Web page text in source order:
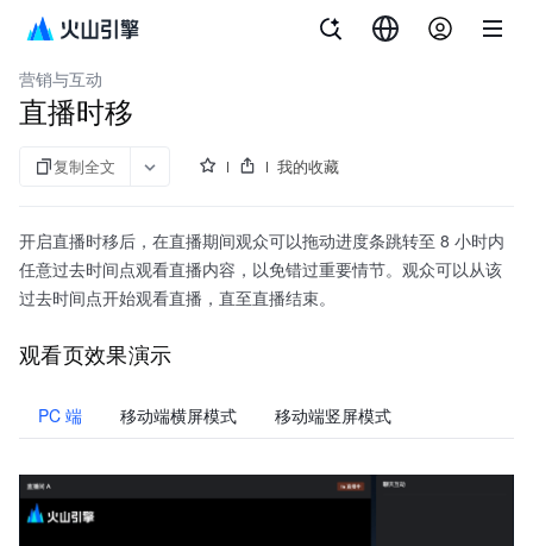
企业直播
营销与互动
直播时移
复制全文 我的收藏
开启直播时移后，在直播期间观众可以拖动进度条跳转至 8 小时内
任意过去时间点观看直播内容，以免错过重要情节。观众可以从该
过去时间点开始观看直播，直至直播结束。
观看页效果演示
PC 端 移动端横屏模式 移动端竖屏模式